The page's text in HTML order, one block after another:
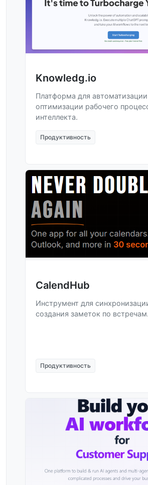
Knowledg.io
Платформа для автоматизации
оптимизации рабочего
интеллекта.
Продуктивность
CalendHub
Инструмент для
создания заметок по встречам.
Продуктивность